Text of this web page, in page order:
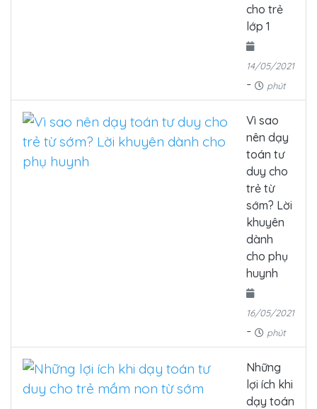
cho trẻ
lớp 1
14/05/2021
- phút
Vì sao
nên dạy
toán tư
duy cho
trẻ từ
sớm? Lời
khuyên
dành
cho phụ
huynh
16/05/2021
- phút
Những
lợi ích khi
dạy toán